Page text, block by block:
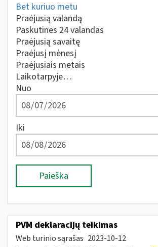
Bet kuriuo metu
Praėjusią valandą
Paskutines 24 valandas
Praėjusią savaitę
Praėjusį mėnesį
Praėjusiais metais
Laikotarpyje…
Nuo
Iki
Paieška
PVM deklaracijų teikimas
Web turinio sąrašas 2023-10-12